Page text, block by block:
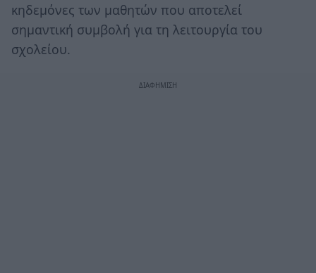
κηδεμόνες των μαθητών που αποτελεί
σημαντική συμβολή για τη λειτουργία του
σχολείου.